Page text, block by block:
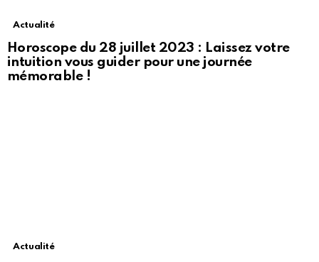
Actualité
Horoscope du 28 juillet 2023 : Laissez votre
intuition vous guider pour une journée
mémorable !
Actualité